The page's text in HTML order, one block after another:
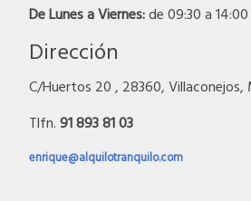
De Lunes a Viernes:de 09:30 a
Dirección
C/Huertos 20 , 28360, Villaconejos,
Tlfn.91 893 81 03
enrique@alquilotranquilo.com